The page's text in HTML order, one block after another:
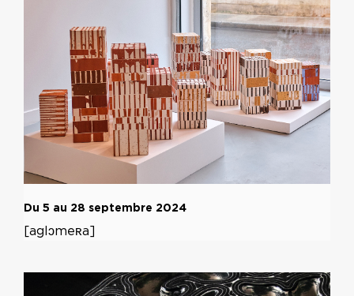
Du 5 au 28 septembre 2024
[aglɔmeʀa]